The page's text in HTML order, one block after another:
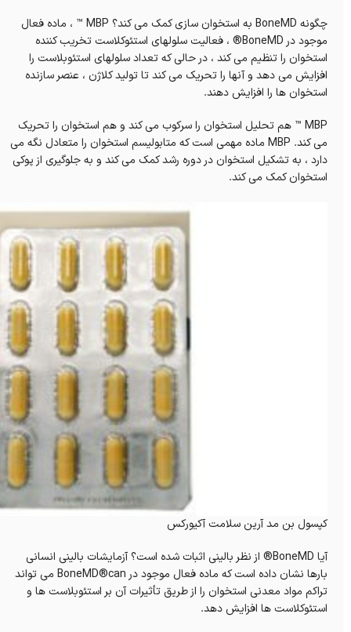
چگونه BoneMD به استخوان سازی کمک می کند؟ MBP ™ ، ماده فعال
موجود در BoneMD® ، فعالیت سلولهای استئوکلاست تخریب کننده
استخوان را تنظیم می کند ، در حالی که تعداد سلولهای استئوبلاست را
افزایش می دهد و آنها را تحریک می کند تا تولید کلاژن ، عنصر سازنده
استخوان ها را افزایش دهند.
MBP ™ هم تحلیل استخوان را سرکوب می کند و هم استخوان را تحریک
می کند. MBP ماده مهمی است که متابولیسم استخوان را متعادل نگه می
دارد ، به تشکیل استخوان در دوره رشد کمک می کند و به جلوگیری از پوکی
استخوان کمک می کند.
کپسول بن مد آرین سلامت آکیورکس
آیا BoneMD® از نظر بالینی اثبات شده است؟ آزمایشات بالینی انسانی
بارها نشان داده است که ماده فعال موجود در BoneMD®can می تواند
تراکم مواد معدنی استخوان را از طریق تأثیرات آن بر استئوبلاست ها و
استئوکلاست ها افزایش دهد.